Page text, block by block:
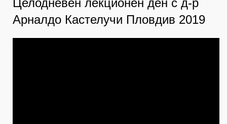
Целодневен лекционен ден с д-р
Арналдо Кастелучи Пловдив 2019